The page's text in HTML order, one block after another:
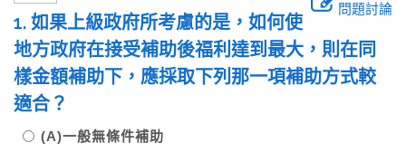
問題討論
1. 如果上級政府所考慮的是，如何使
地方政府在接受補助後福利達到最大，則在同
樣金額補助下，應採取下列那一項補助方式較
適合？
(A)一般無條件補助